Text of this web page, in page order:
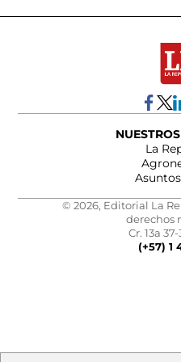
La
© 2026, Editorial La
derechos
Cr. 13a
(+57) 1